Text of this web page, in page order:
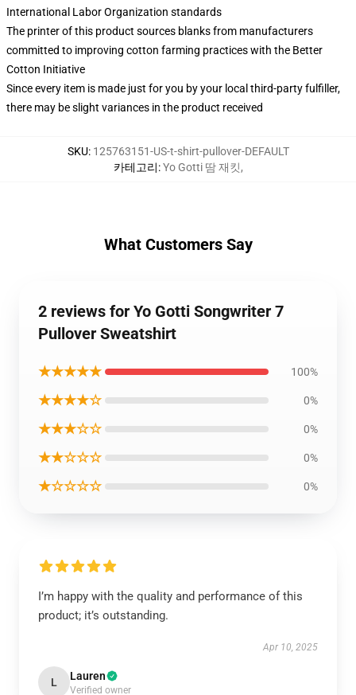
International Labor Organization standards
The printer of this product sources blanks from manufacturers
committed to improving cotton farming practices with the Better
Cotton Initiative
Since every item is made just for you by your local third-party fulfiller,
there may be slight variances in the product received
SKU: 125763151-US-t-shirt-pullover-DEFAULT
카테고리:Yo Gotti 땀 재킷,
What Customers Say
2 reviews for Yo Gotti Songwriter 7
Pullover Sweatshirt
★★★★★ 100%
★★★★☆ 0%
★★★☆☆ 0%
★★☆☆☆ 0%
★☆☆☆☆ 0%
I’m happy with the quality and performance of this
product; it’s outstanding.
Apr 10, 2025
L Lauren
Verified owner